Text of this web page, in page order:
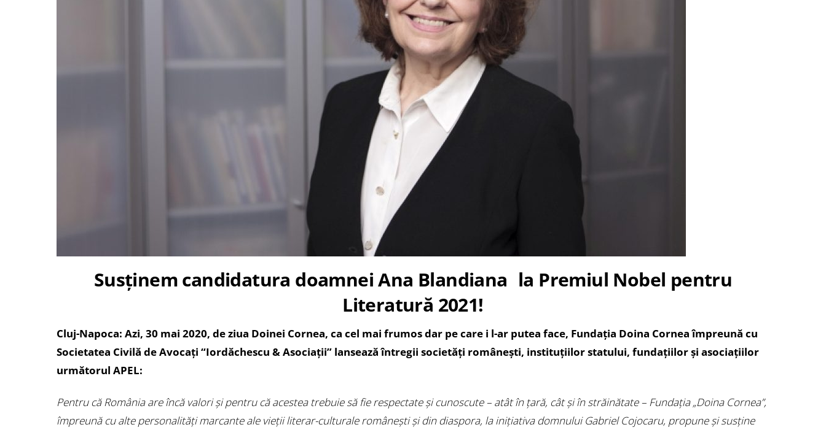
Susținem candidatura doamnei Ana Blandiana la Premiul Nobel pentru
Literatură 2021!
Cluj-Napoca: Azi, 30 mai 2020, de ziua Doinei Cornea, ca cel mai frumos dar pe care i l-ar putea face, Fundaţia Doina Cornea împreună cu
Societatea Civilă de Avocați “Iordăchescu & Asociații” lansează întregii societăţi româneşti, instituţiilor statului, fundaţiilor şi asociaţiilor
următorul APEL:
Pentru că România are încă valori și pentru că acestea trebuie să fie respectate și cunoscute – atât în țară, cât și în străinătate – Fundația „Doina Cornea”,
împreună cu alte personalități marcante ale vieții literar-culturale românești și din diaspora, la iniţiativa domnului Gabriel Cojocaru, propune şi susţine